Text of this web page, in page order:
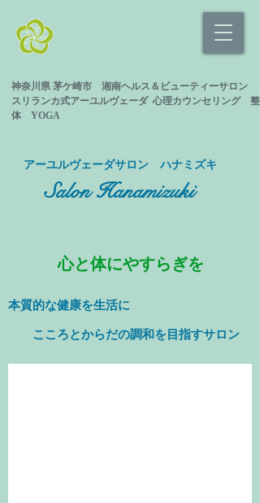
神奈川県 茅ケ崎市 湘南ヘルス＆ビューティーサロン
スリランカ式アーユルヴェーダ 心理カウンセリング 整
体 YOGA
​アーユルヴェーダサロン ハナミズキ
Salon Hanamizuki
心と体にやすらぎを
本質的な健康を生活に
​ こころとからだの調和を目指すサロン